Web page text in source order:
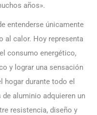
años».
entenderse únicamente
al calor. Hoy representa
consumo energético,
y lograr una sensación
hogar durante todo el
aluminio adquieren un
resistencia, diseño y